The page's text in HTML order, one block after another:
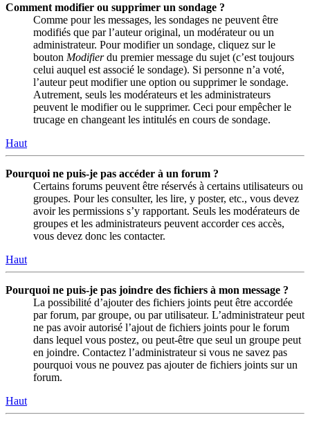
Comment modifier ou supprimer un sondage ?
Comme pour les messages, les sondages ne peuvent être
modifiés que par l’auteur original, un modérateur ou un
administrateur. Pour modifier un sondage, cliquez sur le
bouton Modifierdu premier message du sujet (c’est toujours
celui auquel est associé le sondage). Si personne n’a voté,
l’auteur peut modifier une option ou supprimer le sondage.
Autrement, seuls les modérateurs et les administrateurs
peuvent le modifier ou le supprimer. Ceci pour empêcher le
trucage en changeant les intitulés en cours de sondage.
Haut
Pourquoi ne puis-je pas accéder à un forum ?
Certains forums peuvent être réservés à certains utilisateurs ou
groupes. Pour les consulter, les lire, y poster, etc., vous devez
avoir les permissions s’y rapportant. Seuls les modérateurs de
groupes et les administrateurs peuvent accorder ces accès,
vous devez donc les contacter.
Haut
Pourquoi ne puis-je pas joindre des fichiers à mon message ?
La possibilité d’ajouter des fichiers joints peut être accordée
par forum, par groupe, ou par utilisateur. L’administrateur peut
ne pas avoir autorisé l’ajout de fichiers joints pour le forum
dans lequel vous postez, ou peut-être que seul un groupe peut
en joindre. Contactez l’administrateur si vous ne savez pas
pourquoi vous ne pouvez pas ajouter de fichiers joints sur un
forum.
Haut